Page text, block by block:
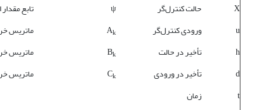
X
حالت کنترل‌گر ψ
تابع مقدار
u
ورودی کنترل‌گر Ak
ماتریس
h
تأخیر در حالت Bk
ماتریس
d
تأخیر در ورودی Ck
ماتریس
t
زمان